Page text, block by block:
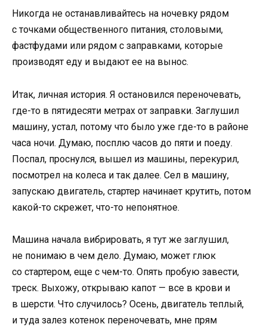
Никогда не останавливайтесь на ночевку рядом
с точками общественного питания, столовыми,
фастфудами или рядом с заправками, которые
производят еду и выдают ее на вынос.
Итак, личная история. Я остановился переночевать,
где-то в пятидесяти метрах от заправки. Заглушил
машину, устал, потому что было уже где-то в районе
часа ночи. Думаю, посплю часов до пяти и поеду.
Поспал, проснулся, вышел из машины, перекурил,
посмотрел на колеса и так далее. Сел в машину,
запускаю двигатель, стартер начинает крутить, потом
какой-то скрежет, что-то непонятное.
Машина начала вибрировать, я тут же заглушил,
не понимаю в чем дело. Думаю, может глюк
со стартером, еще с чем-то. Опять пробую завести,
треск. Выхожу, открываю капот — все в крови и
в шерсти. Что случилось? Осень, двигатель теплый,
и туда залез котенок переночевать, мне прям